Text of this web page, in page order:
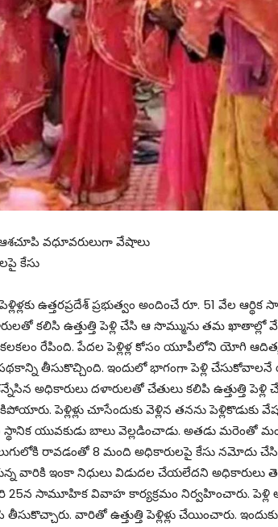
వధూవరులుగా వేషాలు
కేసు
ఉత్తరప్రదేశ్ ప్రభుత్వం అందించే రూ. 51 వేల
కలిసి ఉత్తుత్తి పెళ్లి చేసి ఆ సొమ్మును తమ ఖాతాల్లో
రేపింది. పేదల పెళ్లిళ్ల కోసం యూపీలోని యోగి
తీసుకొచ్చింది. ఇందులో భాగంగా పెళ్లి చేసుకోవాలనే
అధికారులు దళారులతో చేతులు కలిపి ఉత్తుత్తి పెళ్లి
పెళ్లిళ్లు చూసేందుకు వెళ్లిన తనను పెళ్లికొడుకు
స్థానిక యువకుడు బాలు వెల్లడించాడు. అతడు
రావడంతో 8 మంది అధికారులపై కేసు నమోదు చేసిన
వారికి ఇంకా నిధులు విడుదల చేయలేదని
సామూహిక వివాహ కార్యక్రమం నిర్వహించారు. పెళ్లి
వారితో ఉత్తుత్తి పెళ్లిళ్లు చేయించారు.